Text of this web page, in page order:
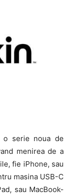
serie noua de
menirea de a
fie iPhone, sau
masina USB-C
sau MacBook-